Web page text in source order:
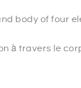
body of four
à travers le